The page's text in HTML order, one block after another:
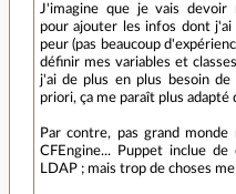
J'imagine que je vais devoir
pour ajouter les infos dont
peur (pas beaucoup
définir mes variables et
j'ai de plus en plus besoin de
priori, ça me paraît plus adapté
Par contre, pas grand
CFEngine... Puppet inclue
LDAP ; mais trop de choses